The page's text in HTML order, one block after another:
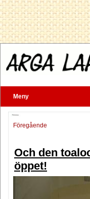
Meny
Föregående
Och den
öppet!